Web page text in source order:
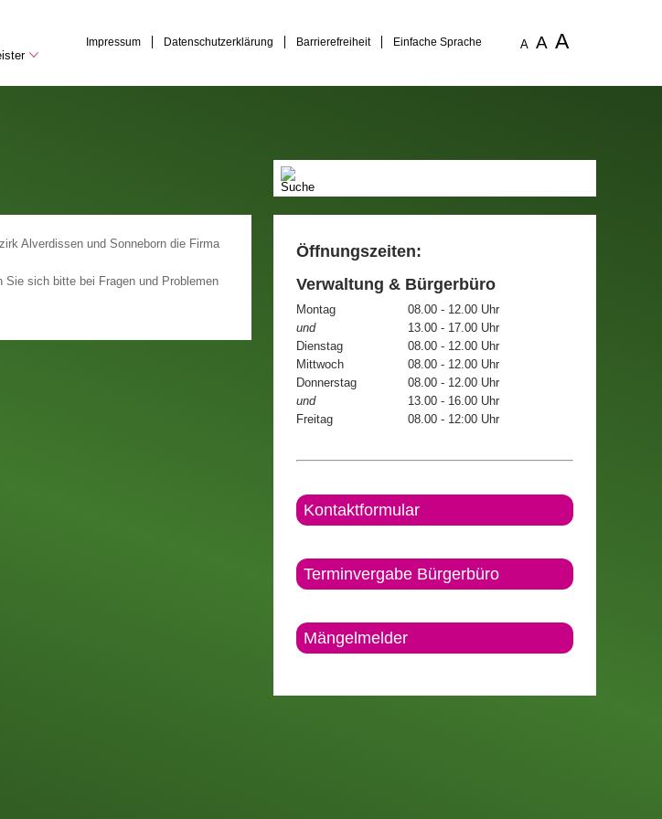
Impressum Datenschutzerklärung Barrierefreiheit Einfache Sprache A A A
Alverdissen und Sonneborn die Firma
Sie sich bitte bei Fragen und Problemen
Öffnungszeiten:
Verwaltung & Bürgerbüro
Montag
08.00 - 12.00 Uhr
und
13.00 - 17.00 Uhr
Dienstag
08.00 - 12.00 Uhr
Mittwoch
08.00 - 12.00 Uhr
Donnerstag
08.00 - 12.00 Uhr
und
13.00 - 16.00 Uhr
Freitag
08.00 - 12:00 Uhr
Kontaktformular
Terminvergabe Bürgerbüro
Mängelmelder